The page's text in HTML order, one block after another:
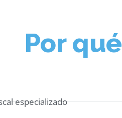
Por qué
especializado